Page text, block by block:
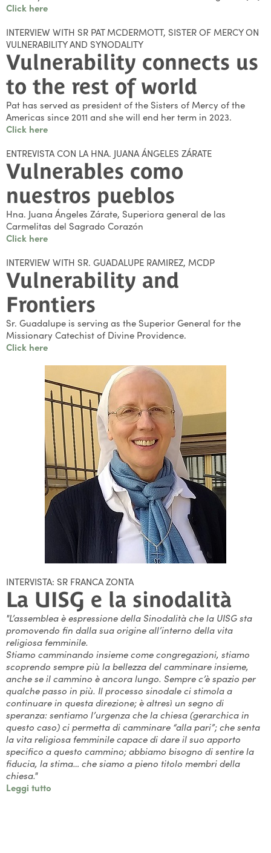
Click here
INTERVIEW WITH SR PAT MCDERMOTT, SISTER OF MERCY ON
VULNERABILITY AND SYNODALITY
Vulnerability connects us
to the rest of world
Pat has served as president of the Sisters of Mercy of the
Americas since 2011 and she will end her term in 2023.
Click here
ENTREVISTA CON LA HNA. JUANA ÁNGELES ZÁRATE
Vulnerables como
nuestros pueblos
Hna. Juana Ángeles Zárate, Superiora general de las
Carmelitas del Sagrado Corazón
Click here
INTERVIEW WITH SR. GUADALUPE RAMIREZ, MCDP
Vulnerability and
Frontiers
Sr. Guadalupe is serving as the Superior General for the
Missionary Catechist of Divine Providence.
Click here
INTERVISTA: SR FRANCA ZONTA
La UISG e la sinodalità
"L’assemblea è espressione della Sinodalità che la UISG sta
promovendo fin dalla sua origine all’interno della vita
religiosa femminile.
Stiamo camminando insieme come congregazioni, stiamo
scoprendo sempre più la bellezza del camminare insieme,
anche se il cammino è ancora lungo. Sempre c’è spazio per
qualche passo in più. Il processo sinodale ci stimola a
continuare in questa direzione; è altresì un segno di
speranza: sentiamo l’urgenza che la chiesa (gerarchica in
questo caso) ci permetta di camminare “alla pari”; che senta
la vita religiosa femminile capace di dare il suo apporto
specifico a questo cammino; abbiamo bisogno di sentire la
fiducia, la stima… che siamo a pieno titolo membri della
chiesa."
Leggi tutto